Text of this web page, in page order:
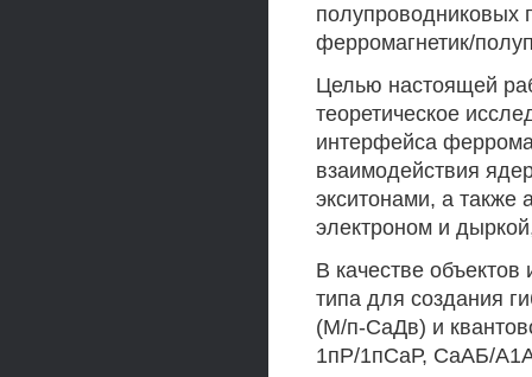
полупроводниковых
ферромагнетик/
Целью настоящей
теоретическое
интерфейса
взаимодействия
экситонами, а также
электроном и
В качестве
типа для создания
(М/п-СаДв) и
1пР/1пСаР, СаАБ/